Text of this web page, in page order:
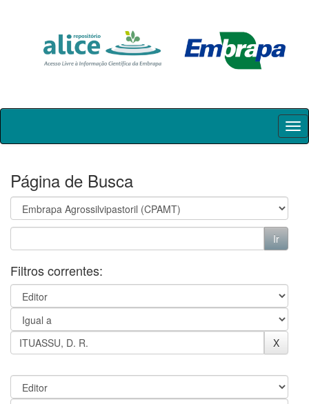
Skip
Página de Busca
Filtros correntes: